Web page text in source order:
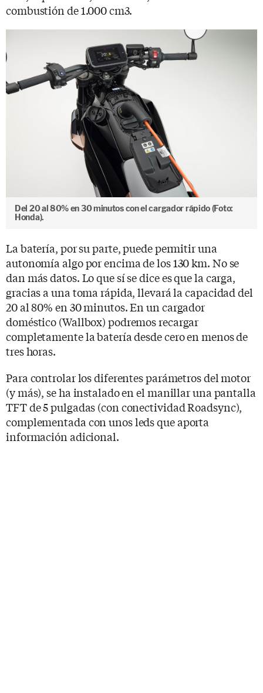
combustión de 1.000 cm3.
Del 20 al 80% en 30 minutos con el cargador rápido (Foto:
Honda).
La batería, por su parte, puede permitir una
autonomía algo por encima de los 130 km. No se
dan más datos. Lo que sí se dice es que la carga,
gracias a una toma rápida, llevará la capacidad del
20 al 80% en 30 minutos. En un cargador
doméstico (Wallbox) podremos recargar
completamente la batería desde cero en menos de
tres horas.
Para controlar los diferentes parámetros del motor
(y más), se ha instalado en el manillar una pantalla
TFT de 5 pulgadas (con conectividad Roadsync),
complementada con unos leds que aporta
información adicional.